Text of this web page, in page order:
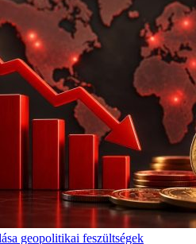
geopolitikai feszültségek